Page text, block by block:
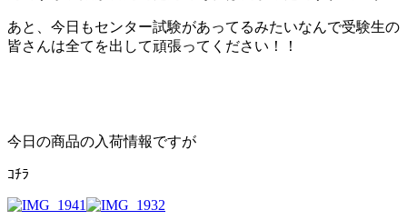
あと、今日もセンター試験があってるみたいなんで受験生の
皆さんは全てを出して頑張ってください！！
今日の商品の入荷情報ですが
ｺﾁﾗ